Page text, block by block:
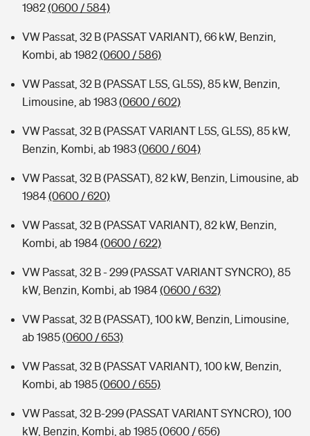
1982(0600 / 584)
VW Passat, 32 B (PASSAT VARIANT), 66 kW, Benzin,
Kombi, ab 1982(0600 / 586)
VW Passat, 32 B (PASSAT L5S, GL5S), 85 kW, Benzin,
Limousine, ab 1983(0600 / 602)
VW Passat, 32 B (PASSAT VARIANT L5S, GL5S), 85 kW,
Benzin, Kombi, ab 1983(0600 / 604)
VW Passat, 32 B (PASSAT), 82 kW, Benzin, Limousine, ab
1984(0600 / 620)
VW Passat, 32 B (PASSAT VARIANT), 82 kW, Benzin,
Kombi, ab 1984(0600 / 622)
VW Passat, 32 B - 299 (PASSAT VARIANT SYNCRO), 85
kW, Benzin, Kombi, ab 1984(0600 / 632)
VW Passat, 32 B (PASSAT), 100 kW, Benzin, Limousine,
ab 1985(0600 / 653)
VW Passat, 32 B (PASSAT VARIANT), 100 kW, Benzin,
Kombi, ab 1985(0600 / 655)
VW Passat, 32 B-299 (PASSAT VARIANT SYNCRO), 100
kW, Benzin, Kombi, ab 1985(0600 / 656)